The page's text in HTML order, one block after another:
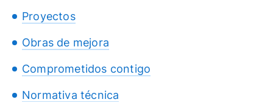
Proyectos
Obras de mejora
Comprometidos contigo
Normativa técnica